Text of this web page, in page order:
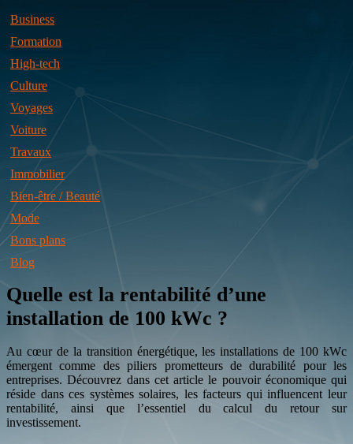
Business
Formation
High-tech
Culture
Voyages
Voiture
Travaux
Immobilier
Bien-être / Beauté
Mode
Bons plans
Blog
Quelle est la rentabilité d’une
installation de 100 kWc ?
Au cœur de la transition énergétique, les installations de 100 kWc
émergent comme des piliers prometteurs de durabilité pour les
entreprises. Découvrez dans cet article le pouvoir économique qui
réside dans ces systèmes solaires, les facteurs qui influencent leur
rentabilité, ainsi que l’essentiel du calcul du retour sur
investissement.